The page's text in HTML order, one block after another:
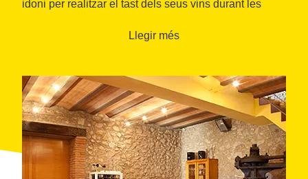
idoni per realitzar el tast dels seus vins durant les
en què els monjos ja elaboraven el seu vi. Són de la
seva propietat des del 1985, quan els antics
propietaris, diversos comtes i el marquès d'Olivella,
les van vendre als arrendataris que les havien conreat
durant anys. S'hi cultiven les varietats blanques,
xarel·lo, parellada, moscatell i macabeu, i les negres
merlot, ull de llebre i pinot noir.
Llegir més